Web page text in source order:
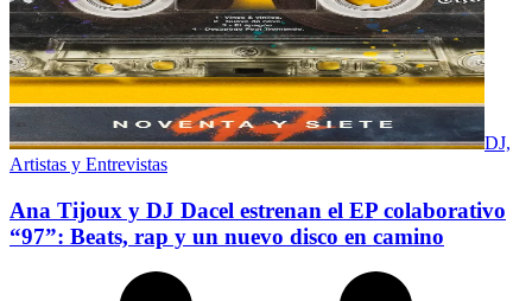
DJ,
Artistas y Entrevistas
Ana Tijoux y DJ Dacel estrenan el EP colaborativo
“97”: Beats, rap y un nuevo disco en camino